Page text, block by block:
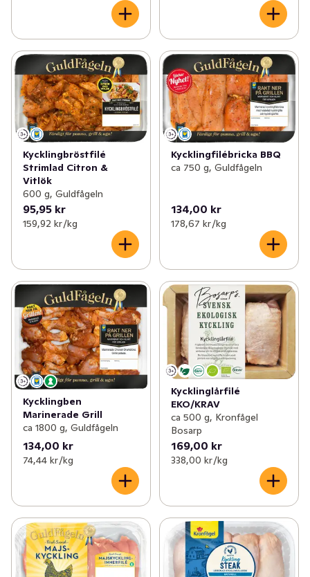
Kycklingbröstfilé
Strimlad Citron &
Vitlök
600 g, Guldfågeln
95,95 kr
159,92 kr /kg
Kycklingfilébricka BBQ
ca 750 g, Guldfågeln
134,00 kr
178,67 kr /kg
Kycklingben
Marinerade Grill
ca 1800 g, Guldfågeln
134,00 kr
74,44 kr /kg
Kycklinglårfilé
EKO/KRAV
ca 500 g, Kronfågel
Bosarp
169,00 kr
338,00 kr /kg